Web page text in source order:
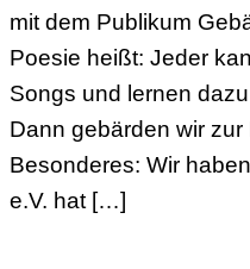
mit dem Publikum
Poesie heißt: Jeder
Songs und lernen
Dann gebärden wir
Besonderes: Wir
e.V. hat […]